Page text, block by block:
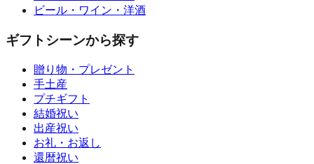
ビール・ワイン・洋酒
ギフトシーンから探す
贈り物・プレゼント
手土産
プチギフト
結婚祝い
出産祝い
お礼・お返し
還暦祝い